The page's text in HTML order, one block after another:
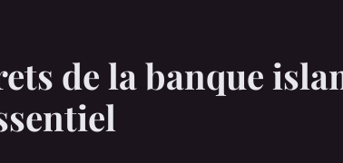
de la banque